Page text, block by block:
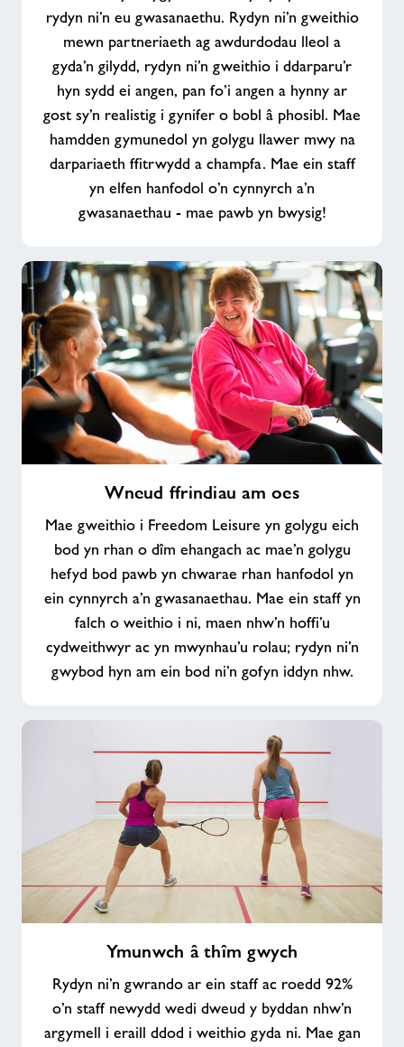
cymuned
rydyn ni’n eu gwasanaethu. Rydyn ni’n gweithio
mewn partneriaeth ag awdurdodau lleol a
gyda’n gilydd, rydyn ni’n gweithio i ddarparu’r
hyn sydd ei angen, pan fo’i angen a hynny ar
gost sy’n realistig i gynifer o bobl â phosibl. Mae
hamdden gymunedol yn golygu llawer mwy na
darpariaeth ffitrwydd a champfa. Mae ein staff
yn elfen hanfodol o’n cynnyrch a’n
gwasanaethau - mae pawb yn bwysig!
Wneud ffrindiau am oes
Mae gweithio i Freedom Leisure yn golygu eich
bod yn rhan o dîm ehangach ac mae’n golygu
hefyd bod pawb yn chwarae rhan hanfodol yn
ein cynnyrch a’n gwasanaethau. Mae ein staff yn
falch o weithio i ni, maen nhw’n hoffi’u
cydweithwyr ac yn mwynhau’u rolau; rydyn ni’n
gwybod hyn am ein bod ni’n gofyn iddyn nhw.
Ymunwch â thîm gwych
Rydyn ni’n gwrando ar ein staff ac roedd 92%
o’n staff newydd wedi dweud y byddan nhw’n
argymell i eraill ddod i weithio gyda ni. Mae gan